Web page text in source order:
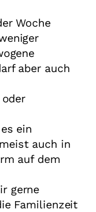
Woche
aber auch
ein
auch in
auf dem
gerne
Familienzeit